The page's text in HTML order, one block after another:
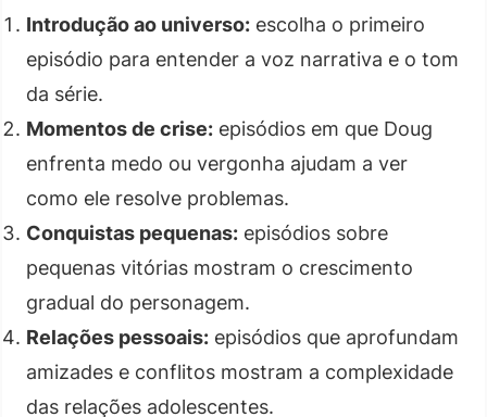
Introdução ao universo: escolha o primeiro
episódio para entender a voz narrativa e o tom
da série.
Momentos de crise: episódios em que Doug
enfrenta medo ou vergonha ajudam a ver
como ele resolve problemas.
Conquistas pequenas: episódios sobre
pequenas vitórias mostram o crescimento
gradual do personagem.
Relações pessoais: episódios que aprofundam
amizades e conflitos mostram a complexidade
das relações adolescentes.